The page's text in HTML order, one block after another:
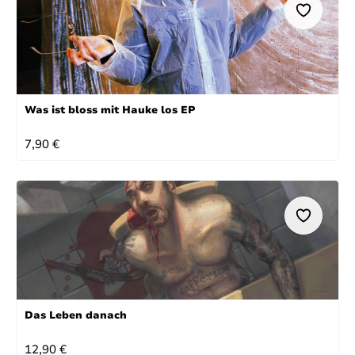
Was ist bloss mit Hauke los EP
REGULÄRER PREIS:
7,90 €
Das Leben danach
REGULÄRER PREIS:
12,90 €